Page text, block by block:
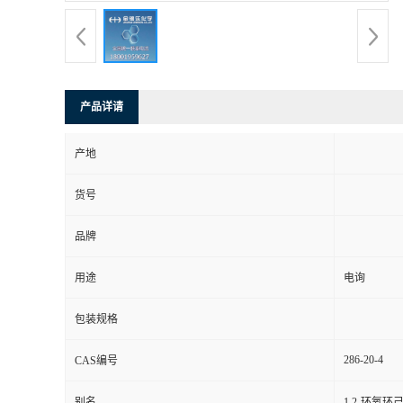
产品详请
产地
货号
品牌
用途 电询
包装规格
CAS编号 286-20-4